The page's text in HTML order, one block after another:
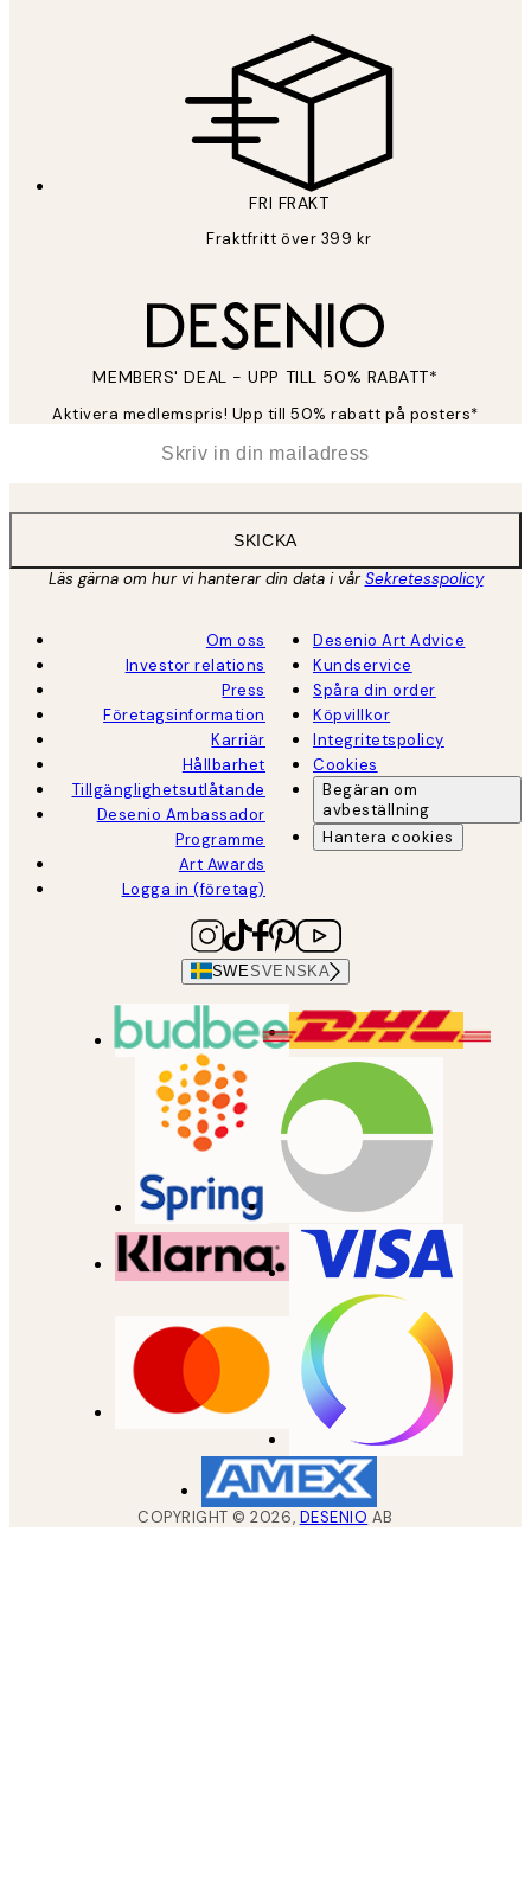
FRI FRAKT
Fraktfritt över 399 kr
MEMBERS' DEAL - UPP TILL 50% RABATT*
Aktivera medlemspris! Upp till 50% rabatt på posters*
SKICKA
Läs gärna om hur vi hanterar din data i vårSekretesspolicy
Om oss
Investor relations
Press
Företagsinformation
Karriär
Hållbarhet
Tillgänglighetsutlåtande
Desenio Ambassador
Programme
Art Awards
Logga in (företag)
Desenio Art Advice
Kundservice
Spåra din order
Köpvillkor
Integritetspolicy
Cookies
Begäran om
avbeställning
Hantera cookies
SWESVENSKA
COPYRIGHT ©2026, DESENIO AB